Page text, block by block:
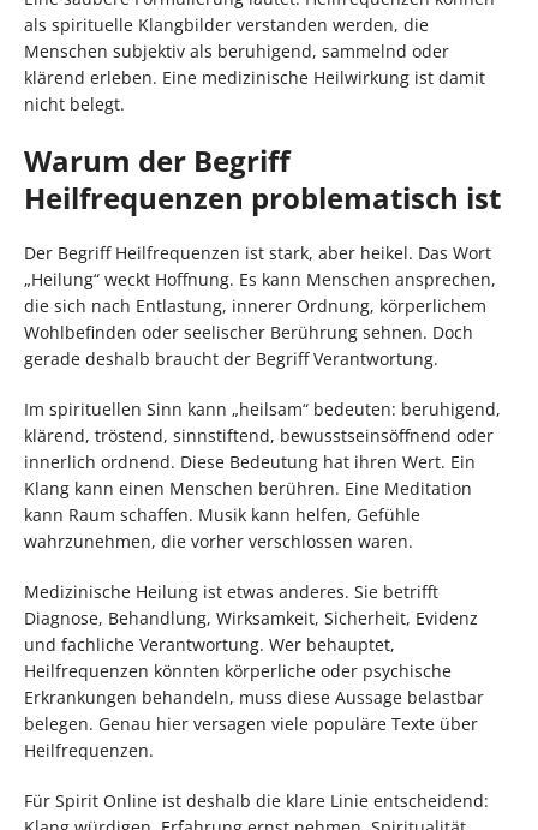
als spirituelle Klangbilder verstanden werden, die
Menschen subjektiv als beruhigend, sammelnd oder
klärend erleben. Eine medizinische Heilwirkung ist damit
nicht belegt.
Warum der Begriff
Heilfrequenzen problematisch ist
Der Begriff Heilfrequenzen ist stark, aber heikel. Das Wort
„Heilung“ weckt Hoffnung. Es kann Menschen ansprechen,
die sich nach Entlastung, innerer Ordnung, körperlichem
Wohlbefinden oder seelischer Berührung sehnen. Doch
gerade deshalb braucht der Begriff Verantwortung.
Im spirituellen Sinn kann „heilsam“ bedeuten: beruhigend,
klärend, tröstend, sinnstiftend, bewusstseinsöffnend oder
innerlich ordnend. Diese Bedeutung hat ihren Wert. Ein
Klang kann einen Menschen berühren. Eine Meditation
kann Raum schaffen. Musik kann helfen, Gefühle
wahrzunehmen, die vorher verschlossen waren.
Medizinische Heilung ist etwas anderes. Sie betrifft
Diagnose, Behandlung, Wirksamkeit, Sicherheit, Evidenz
und fachliche Verantwortung. Wer behauptet,
Heilfrequenzen könnten körperliche oder psychische
Erkrankungen behandeln, muss diese Aussage belastbar
belegen. Genau hier versagen viele populäre Texte über
Heilfrequenzen.
Für Spirit Online ist deshalb die klare Linie entscheidend: